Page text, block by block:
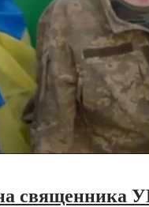
священника